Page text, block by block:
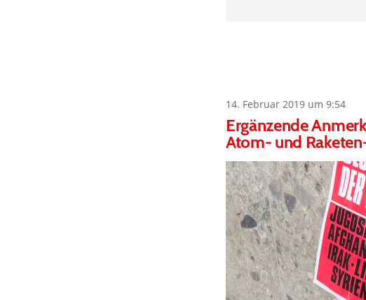
14. Februar 2019 um 9:54
Ergänzende
Atom- und